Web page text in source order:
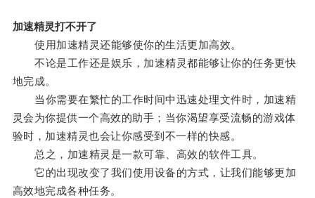
加速精灵打不开了
使用加速精灵还能够使你的生活更加高效。
不论是工作还是娱乐，加速精灵都能够让你的任务更快
地完成。
当你需要在繁忙的工作时间中迅速处理文件时，加速精
灵会为你提供一个高效的助手；当你渴望享受流畅的游戏体
验时，加速精灵也会让你感受到不一样的快感。
总之，加速精灵是一款可靠、高效的软件工具。
它的出现改变了我们使用设备的方式，让我们能够更加
高效地完成各种任务。